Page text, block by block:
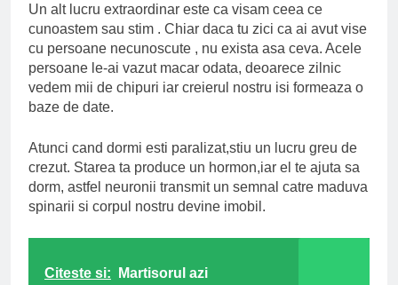
Un alt lucru extraordinar este ca visam ceea ce
cunoastem sau stim . Chiar daca tu zici ca ai avut vise
cu persoane necunoscute , nu exista asa ceva. Acele
persoane le-ai vazut macar odata, deoarece zilnic
vedem mii de chipuri iar creierul nostru isi formeaza o
baze de date.
Atunci cand dormi esti paralizat,stiu un lucru greu de
crezut. Starea ta produce un hormon,iar el te ajuta sa
dorm, astfel neuronii transmit un semnal catre maduva
spinarii si corpul nostru devine imobil.
Citeste si: Martisorul azi